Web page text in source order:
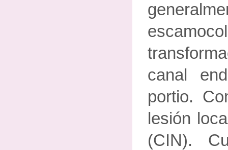
canal
portio.
lesión
(CIN).